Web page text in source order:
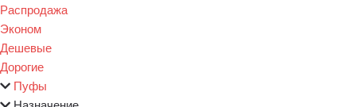
Распродажа
Эконом
Дешевые
Дорогие
Пуфы